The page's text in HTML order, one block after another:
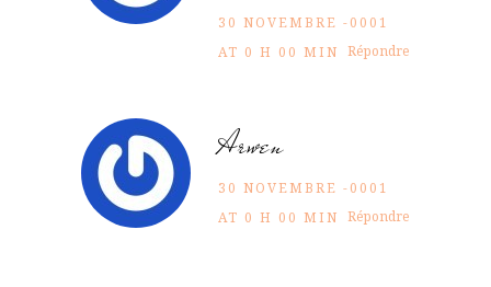
30 NOVEMBRE -0001
AT 0 H 00 MIN Répondre
Arwen
30 NOVEMBRE -0001
AT 0 H 00 MIN Répondre